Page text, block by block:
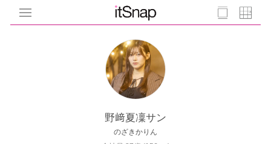
野﨑夏凜サン
のざきかりん